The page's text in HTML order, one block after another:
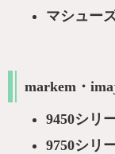
マシュー
markem・
9450シリ
9750シリ